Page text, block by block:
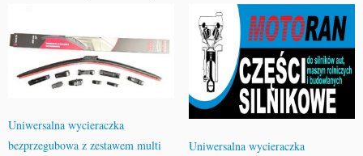
Uniwersalna wycieraczka
bezprzegubowa z zestawem multi
Uniwersalna wycieraczka